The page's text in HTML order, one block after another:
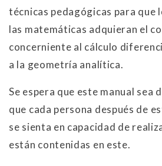
técnicas pedagógicas para que
las matemáticas adquieran el
concerniente al cálculo
a la geometría analítica.
Se espera que este manual sea
que cada persona después de
se sienta en capacidad de
están contenidas en este.